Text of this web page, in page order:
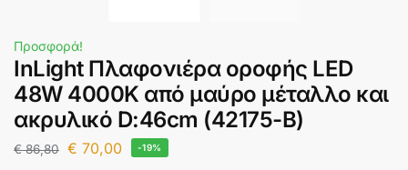
Προσφορά!
InLight Πλαφονιέρα οροφής LED
48W 4000K από μαύρο μέταλλο και
ακρυλικό D:46cm (42175-Β)
€86,80 € 70,00 -19%